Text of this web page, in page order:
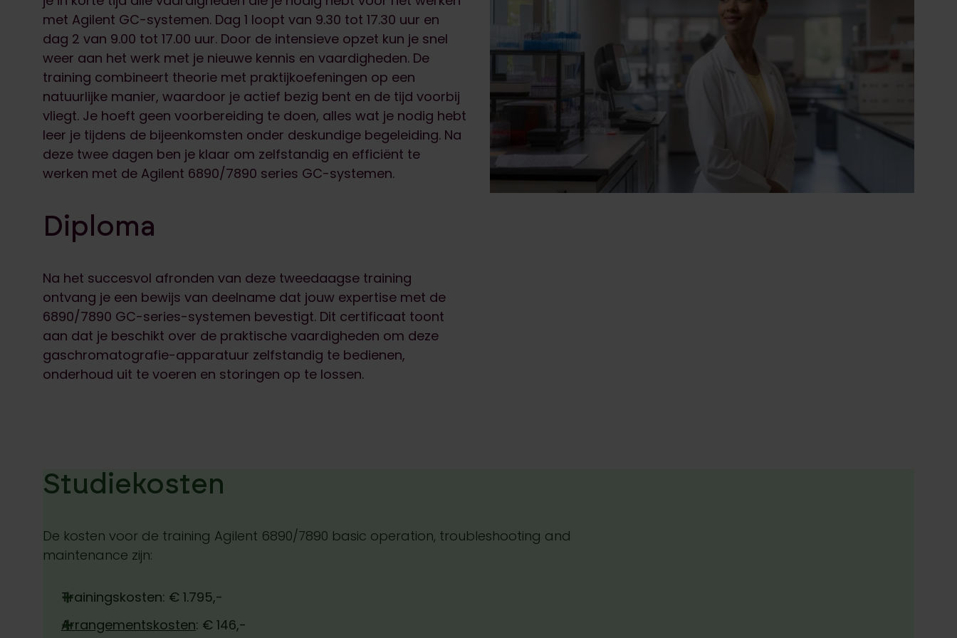
met Agilent GC-systemen. Dag 1 loopt van 9.30 tot 17.30 uur en
dag 2 van 9.00 tot 17.00 uur. Door de intensieve opzet kun je snel
weer aan het werk met je nieuwe kennis en vaardigheden. De
training combineert theorie met praktijkoefeningen op een
natuurlijke manier, waardoor je actief bezig bent en de tijd voorbij
vliegt. Je hoeft geen voorbereiding te doen, alles wat je nodig hebt
leer je tijdens de bijeenkomsten onder deskundige begeleiding. Na
deze twee dagen ben je klaar om zelfstandig en efficiënt te
werken met de Agilent 6890/7890 series GC-systemen.
Diploma
Na het succesvol afronden van deze tweedaagse training
ontvang je een bewijs van deelname dat jouw expertise met de
6890/7890 GC-series-systemen bevestigt. Dit certificaat toont
aan dat je beschikt over de praktische vaardigheden om deze
gaschromatografie-apparatuur zelfstandig te bedienen,
onderhoud uit te voeren en storingen op te lossen.
Studiekosten
De kosten voor de training Agilent 6890/7890 basic operation, troubleshooting and
maintenance zijn:
Trainingskosten: € 1.795,-
Arrangementskosten: € 146,-